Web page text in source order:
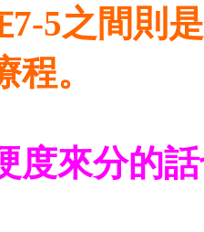
7-5之間則
。
度來分的